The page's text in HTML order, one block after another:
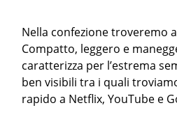
Nella confezione troveremo
Compatto, leggero e
caratterizza per l’estrema
ben visibili tra i quali
rapido a Netflix, YouTube e